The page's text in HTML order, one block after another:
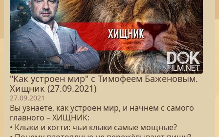
"Как устроен мир" с Тимофеем Баженовым.
Хищник (27.09.2021)
27.09.2021
Вы узнаете, как устроен мир, и начнем с самого
главного – ХИЩНИК:
• Клыки и когти: чьи клыки самые мощные?